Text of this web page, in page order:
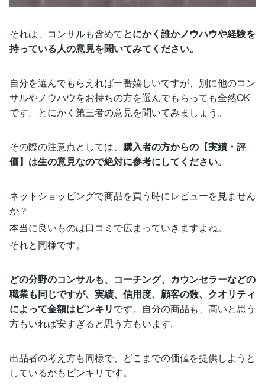
それは、コンサルも含めてとにかく誰かノウハウや経験を
持っている人の意見を聞いてみてください。
自分を選んでもらえれば一番嬉しいですが、別に他のコン
サルやノウハウをお持ちの方を選んでもらっても全然OK
です。とにかく第三者の意見を聞いてみましょう。
その際の注意点としては、 購入者の方からの【実績・評
価】は生の意見なので絶対に参考にしてください。
ネットショッピングで商品を買う時にレビューを見ません
か？
本当に良いものは口コミで広まっていきますよね。
それと同様です。
どの分野のコンサルも、コーチング、カウンセラーなどの
職業も同じですが、実績、信用度、顧客の数、クオリティ
によって金額はピンキリです。自分の商品も、高いと思う
方もいれば安すぎると思う方もいます。
出品者の考え方も同様で、どこまでの価値を提供しようと
しているかもピンキリです。